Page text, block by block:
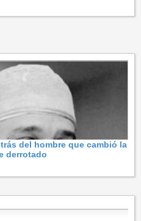
del hombre que cambió la
derrotado